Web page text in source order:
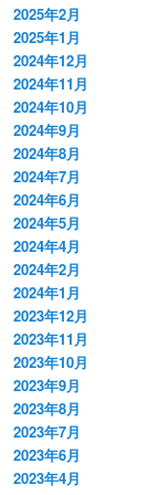
2025年2月
2025年1月
2024年12月
2024年11月
2024年10月
2024年9月
2024年8月
2024年7月
2024年6月
2024年5月
2024年4月
2024年2月
2024年1月
2023年12月
2023年11月
2023年10月
2023年9月
2023年8月
2023年7月
2023年6月
2023年4月